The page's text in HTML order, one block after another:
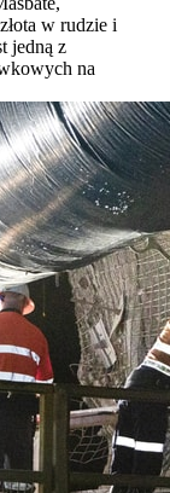
w rudzie i
jedną z
na